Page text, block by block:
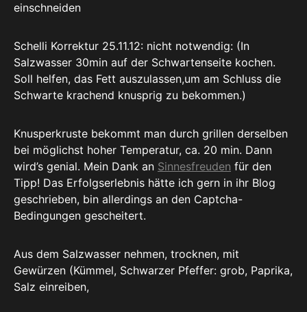
einschneiden
Schelli Korrektur 25.11.12: nicht notwendig: (In
Salzwasser 30min auf der Schwartenseite kochen.
Soll helfen, das Fett auszulassen,um am Schluss die
Schwarte krachend knusprig zu bekommen.)
Knusperkruste bekommt man durch grillen derselben
bei möglichst hoher Temperatur, ca. 20 min. Dann
wird’s genial. Mein Dank an Sinnesfreuden für den
Tipp! Das Erfolgserlebnis hätte ich gern in ihr Blog
geschrieben, bin allerdings an den Captcha-
Bedingungen gescheitert.
Aus dem Salzwasser nehmen, trocknen, mit
Gewürzen (Kümmel, Schwarzer Pfeffer: grob, Paprika,
Salz einreiben,